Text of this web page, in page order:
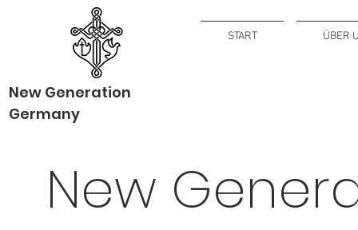
START ÜBER
New Generation
Germany
New